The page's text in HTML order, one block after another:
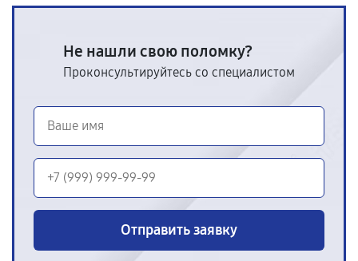
Не нашли свою поломку?
Проконсультируйтесь со специалистом
Отправить заявку